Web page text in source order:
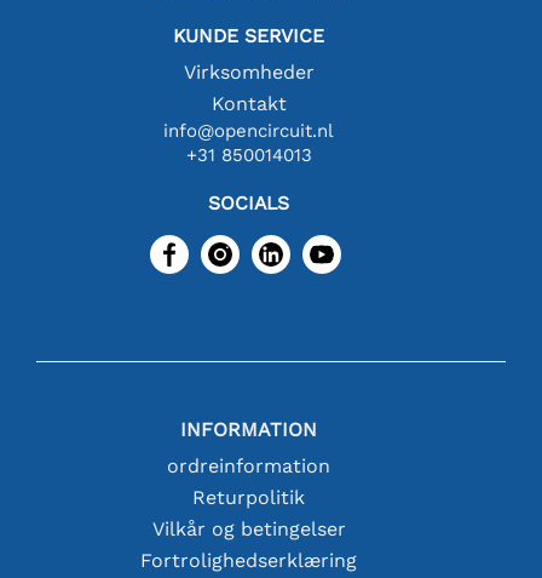
KUNDE SERVICE
Virksomheder
Kontakt
info@opencircuit.nl
+31 850014013
SOCIALS
INFORMATION
ordreinformation
Returpolitik
Vilkår og betingelser
Fortrolighedserklæring